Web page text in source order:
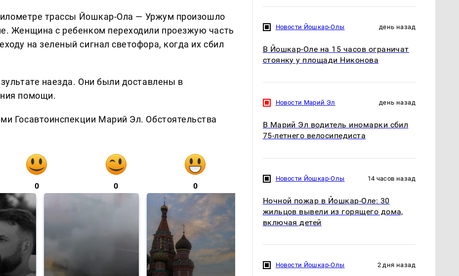
трассы Йошкар-Ола — Уржум произошло
Женщина с ребенком переходили проезжую часть
на зеленый сигнал светофора, когда их сбил
наезда. Они были доставлены в
помощи.
Госавтоинспекции Марий Эл. Обстоятельства
0 0 0
Новости Йошкар-Олы день назад
В Йошкар-Оле на 15 часов ограничат
стоянку у площади Никонова
Новости Марий Эл день назад
В Марий Эл водитель иномарки сбил
75-летнего велосипедиста
Новости Йошкар-Олы 14 часов назад
Ночной пожар в Йошкар-Оле: 30
жильцов вывели из горящего дома,
включая детей
Новости Йошкар-Олы 2 дня назад